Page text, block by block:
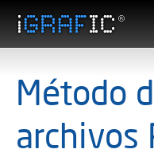
Método
archivos